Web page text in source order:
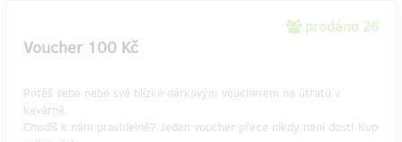
prodáno 26
Voucher 100 Kč
Potěš sebe nebo své blízké dárkovým voucherem na útratu v
kavárně.
Chodíš k nám pravidelně? Jeden voucher přece nikdy není dost! Kup